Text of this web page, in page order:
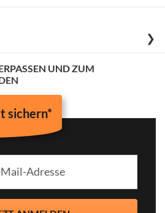
❯
UND ZUM
sichern*